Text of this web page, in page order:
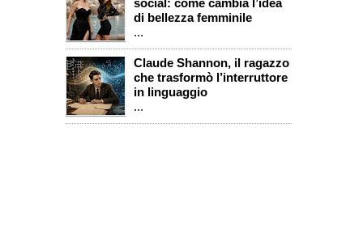
social: come cambia l’idea
di bellezza femminile
...
Claude Shannon, il ragazzo
che trasformò l’interruttore
in linguaggio
...